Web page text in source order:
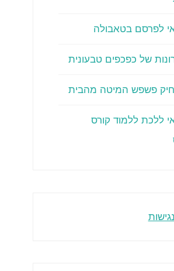
לפרסם בטאבולה
של כפכפים טבעונית
פשפש המיטה מהבית
ללכת ללמוד קורס